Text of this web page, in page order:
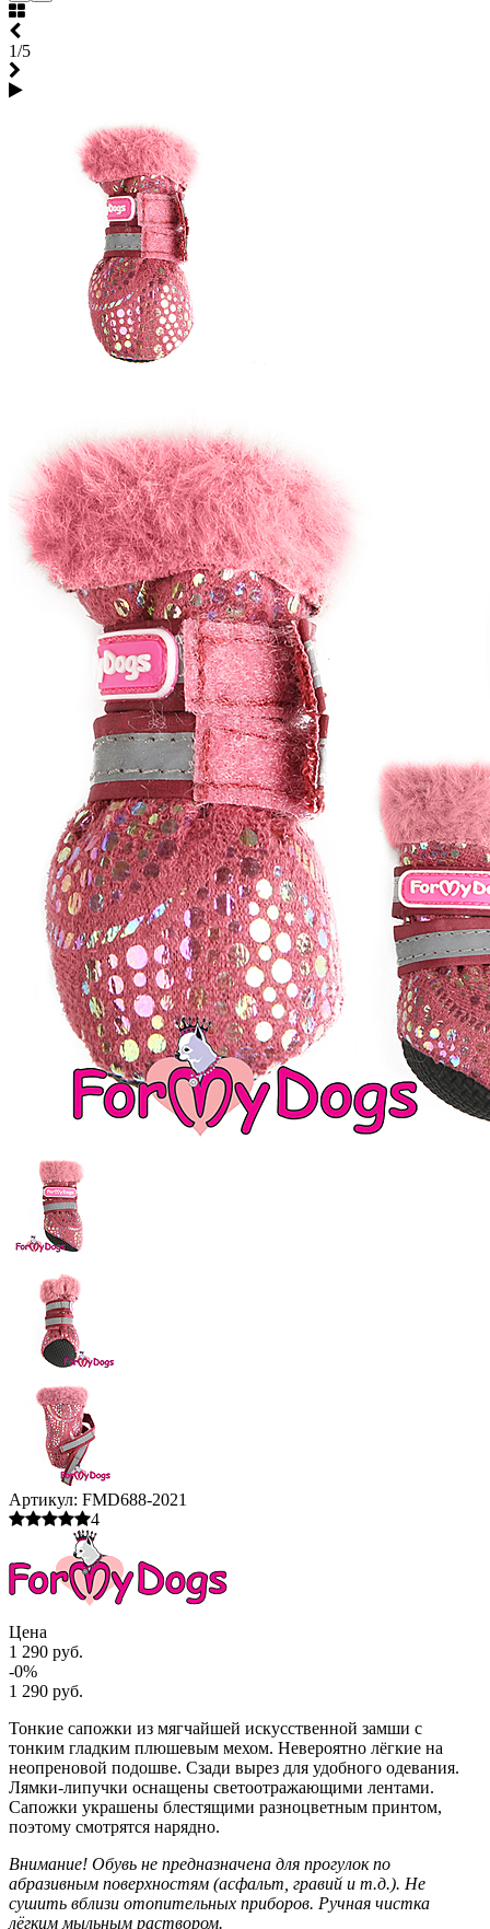
1/5
Артикул: FMD688-2021
4
Цена
1 290 руб.
-0%
1 290 руб.
Тонкие сапожки из мягчайшей искусственной замши с
тонким гладким плюшевым мехом. Невероятно лёгкие на
неопреновой подошве. Сзади вырез для удобного одевания.
Лямки-липучки оснащены светоотражающими лентами.
Сапожки украшены блестящими разноцветным принтом,
поэтому смотрятся нарядно.
Внимание! Обувь не предназначена для прогулок по
абразивным поверхностям (асфальт, гравий и т.д.). Не
сушить вблизи отопительных приборов. Ручная чистка
лёгким мыльным раствором.